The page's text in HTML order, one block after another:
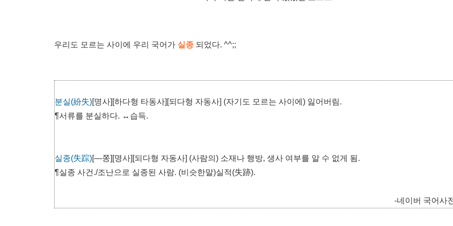
우리도 모르는 사이에 우리 국어가 실종 되었다. ^^;;
분실(紛失)[명사][하다형 타동사][되다형 자동사] (자기도 모르는 사이에) 잃어버림.
¶서류를 분실하다. ↔습득.
실종(失踪)[―쫑][명사][되다형 자동사] (사람의) 소재나 행방, 생사 여부를 알 수 없게 됨.
¶실종 사건./조난으로 실종된 사람. (비슷한말)실적(失跡).
-네이버 국어사